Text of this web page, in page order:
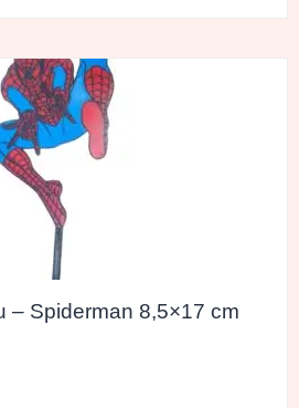
– Spiderman 8,5×17 cm